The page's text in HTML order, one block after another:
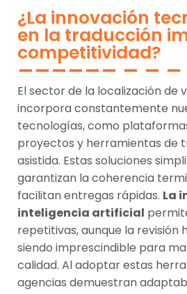
¿La innovación
en la traducción
competitividad?
El sector de la localización de
incorpora constantemente
tecnologías, como
proyectos y herramientas de
asistida. Estas soluciones
garantizan la coherencia
facilitan entregas rápidas. La
inteligencia artificial
repetitivas, aunque la revisión
siendo imprescindible para
calidad. Al adoptar estas
agencias demuestran